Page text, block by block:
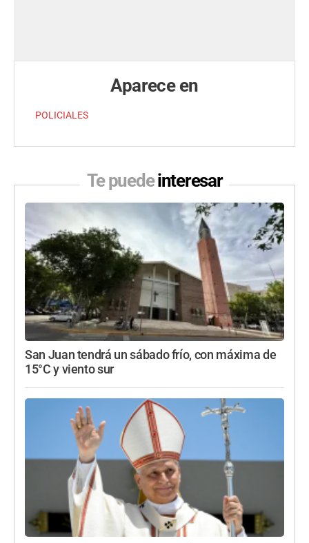
Aparece en
POLICIALES
Te puedeinteresar
San Juan tendrá un sábado frío, con máxima de
15°C y viento sur